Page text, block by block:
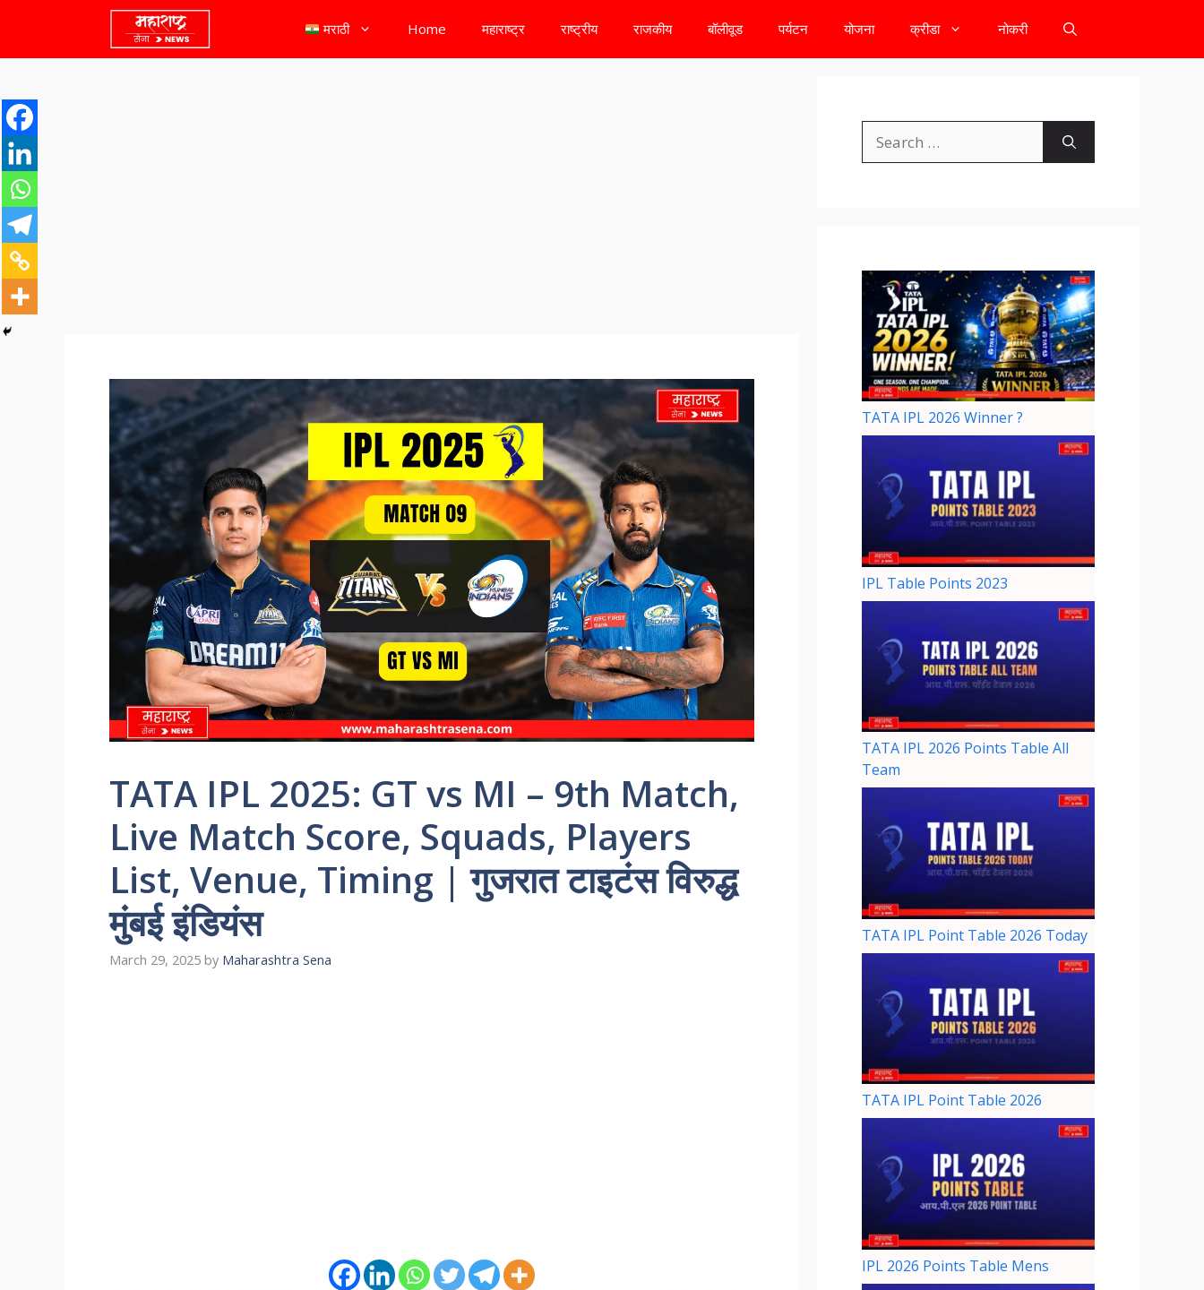
मराठी Home महाराष्ट्र राष्ट्रीय राजकीय बॉलीवूड पर्यटन योजना क्रीडा नोकरी
TATA IPL 2025: GT vs MI – 9th Match,
Live Match Score, Squads, Players
List, Venue, Timing | गुजरात टाइटंस विरुद्ध
मुंबई इंडियंस
March 29, 2025 by Maharashtra Sena
TATA IPL 2026 Winner ?
IPL Table Points 2023
TATA IPL 2026 Points Table All
Team
TATA IPL Point Table 2026 Today
TATA IPL Point Table 2026
IPL 2026 Points Table Mens